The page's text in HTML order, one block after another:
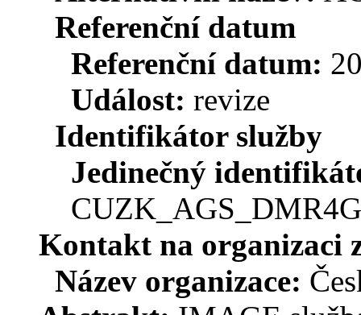
Referenční datum
Referenční datum:
Událost: revize
Identifikátor služby
Jedinečný
CUZK_AGS_DMR4G
Kontakt na organizaci
Název organizace: